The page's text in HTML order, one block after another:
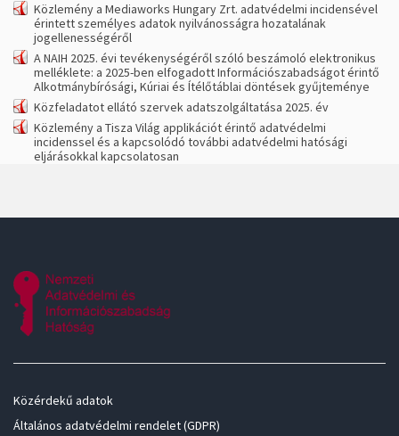
Közlemény a Mediaworks Hungary Zrt. adatvédelmi incidensével
érintett személyes adatok nyilvánosságra hozatalának
jogellenességéről
A NAIH 2025. évi tevékenységéről szóló beszámoló elektronikus
melléklete: a 2025-ben elfogadott Információszabadságot érintő
Alkotmánybírósági, Kúriai és Ítélőtáblai döntések gyűjteménye
Közfeladatot ellátó szervek adatszolgáltatása 2025. év
Közlemény a Tisza Világ applikációt érintő adatvédelmi
incidenssel és a kapcsolódó további adatvédelmi hatósági
eljárásokkal kapcsolatosan
Közérdekű adatok
Általános adatvédelmi rendelet (GDPR)